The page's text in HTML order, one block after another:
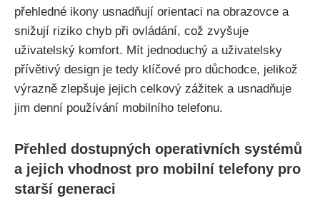
přehledné ikony usnadňují orientaci na obrazovce a
snižují riziko chyb při ovládání, což zvyšuje
uživatelský komfort. Mít jednoduchý a uživatelsky
přívětivý design je tedy klíčové pro důchodce, jelikož
výrazně zlepšuje jejich celkový zážitek a usnadňuje
jim denní používání mobilního telefonu.
Přehled dostupných operativních systémů
a jejich vhodnost pro mobilní telefony pro
starší generaci